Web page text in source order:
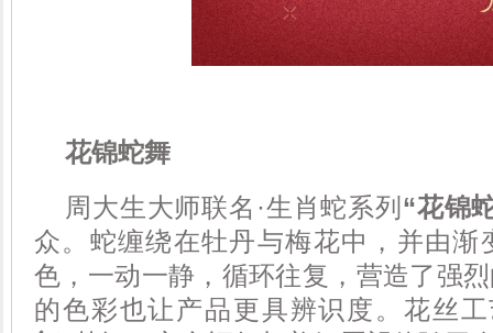
花锦蛇舞
周大生大师联名·生肖蛇系列 “花锦
众。蛇缠绕在牡丹与梅花中，并由渐
色，一动一静，循环往复，营造了强
的色彩也让产品更具辨识度。花丝